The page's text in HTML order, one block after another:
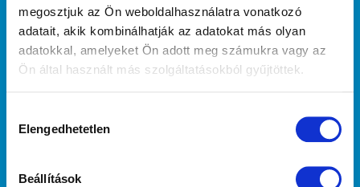
megosztjuk az Ön weboldalhasználatra vonatkozó
adatait, akik kombinálhatják az adatokat más olyan
adatokkal, amelyeket Ön adott meg számukra vagy az
Ön által használt más szolgáltatásokból gyűjtöttek.
kiválasztása
Elengedhetetlen
Beállítások
Segítünk!
Viselkedésterápia
Kutyakommunikáció